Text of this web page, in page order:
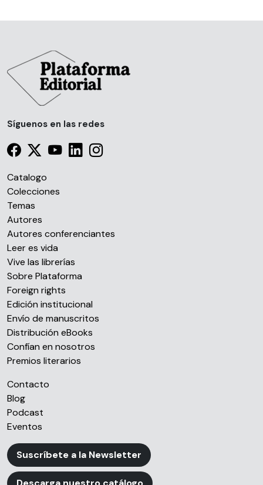
Síguenos en las redes
Catalogo
Colecciones
Temas
Autores
Autores conferenciantes
Leer es vida
Vive las librerías
Sobre Plataforma
Foreign rights
Edición institucional
Envío de manuscritos
Distribución eBooks
Confían en nosotros
Premios literarios
Contacto
Blog
Podcast
Eventos
Suscríbete a la Newsletter